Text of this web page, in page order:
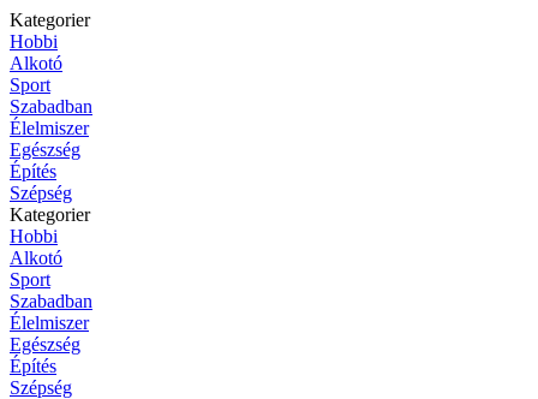
Kategorier
Hobbi
Alkotó
Sport
Szabadban
Élelmiszer
Egészség
Építés
Szépség
Kategorier
Hobbi
Alkotó
Sport
Szabadban
Élelmiszer
Egészség
Építés
Szépség